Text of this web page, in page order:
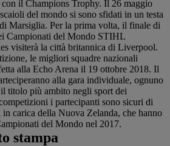
il Champions Trophy. Il 26 maggio
del mondo si sono sfidati in un testa
Marsiglia. Per la prima volta, il finale di
Campionati del Mondo STIHL
visiterà la città britannica di Liverpool.
le migliori squadre nazionali
alla Echo Arena il 19 ottobre 2018. Il
alla gara individuale, ognuno
titolo più ambito negli sport dei
i partecipanti sono sicuri di
carica della Nuova Zelanda, che hanno
del Mondo nel 2017.
stampa